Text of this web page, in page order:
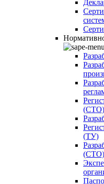
(СТО)
(ТУ)
(СТО)